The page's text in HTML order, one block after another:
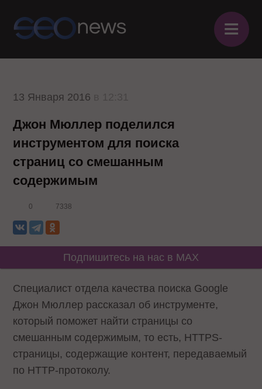
≡
13 Января 2016
Джон Мюллер поделился
инструментом для поиска
страниц со смешанным
содержимым
0 7338
Подпишитесь на нас в MAX
Специалист отдела качества поиска Google
Джон Мюллер рассказал об инструменте,
который поможет найти страницы со
смешанным содержимым, то есть, HTTPS-
страницы, содержащие контент, передаваемый
по HTTP-протоколу.